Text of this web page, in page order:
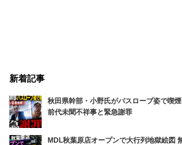
新着記事
秋田県幹部・小野氏がバスローブ姿で喫煙 オンライン記者会見の
前代未聞不祥事と緊急謝罪
MDL秋葉原店オープンで大行列地獄絵図 無料配布混乱とお詫び